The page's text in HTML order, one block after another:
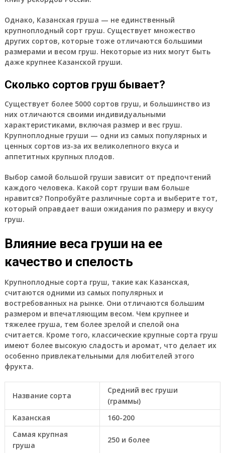
Однако, Казанская груша — не единственный
крупноплодный сорт груш. Существует множество
других сортов, которые тоже отличаются большими
размерами и весом груш. Некоторые из них могут быть
даже крупнее Казанской груши.
Сколько сортов груш бывает?
Существует более 5000 сортов груш, и большинство из
них отличаются своими индивидуальными
характеристиками, включая размер и вес груш.
Крупноплодные груши — одни из самых популярных и
ценных сортов из-за их великолепного вкуса и
аппетитных крупных плодов.
Выбор самой большой груши зависит от предпочтений
каждого человека. Какой сорт груши вам больше
нравится? Попробуйте различные сорта и выберите тот,
который оправдает ваши ожидания по размеру и вкусу
груш.
Влияние веса груши на ее
качество и спелость
Крупноплодные сорта груш, такие как Казанская,
считаются одними из самых популярных и
востребованных на рынке. Они отличаются большим
размером и впечатляющим весом. Чем крупнее и
тяжелее груша, тем более зрелой и спелой она
считается. Кроме того, классические крупные сорта груш
имеют более высокую сладость и аромат, что делает их
особенно привлекательными для любителей этого
фрукта.
Название сорта
Средний вес груши
(граммы)
Казанская
160-200
Самая крупная
груша
250 и более